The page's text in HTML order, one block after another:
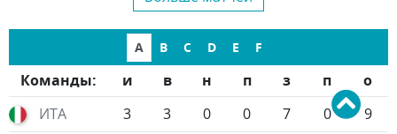
A B C D E F
Команды: и в н п з п
о
ИТА
3 3 0 0 7 0
9